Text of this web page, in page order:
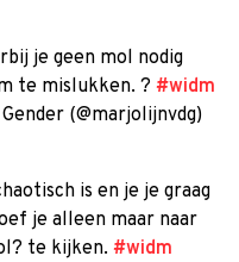
je geen mol nodig
te mislukken. ? #widm
(@marjolijnvdg)
is en je je graag
je alleen maar naar
te kijken. #widm